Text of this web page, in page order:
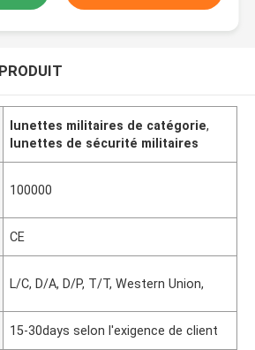
lunettes militaires de catégorie,
lunettes de sécurité militaires
100000
CE
L/C, D/A, D/P, T/T, Western Union,
15-30days selon l'exigence de client